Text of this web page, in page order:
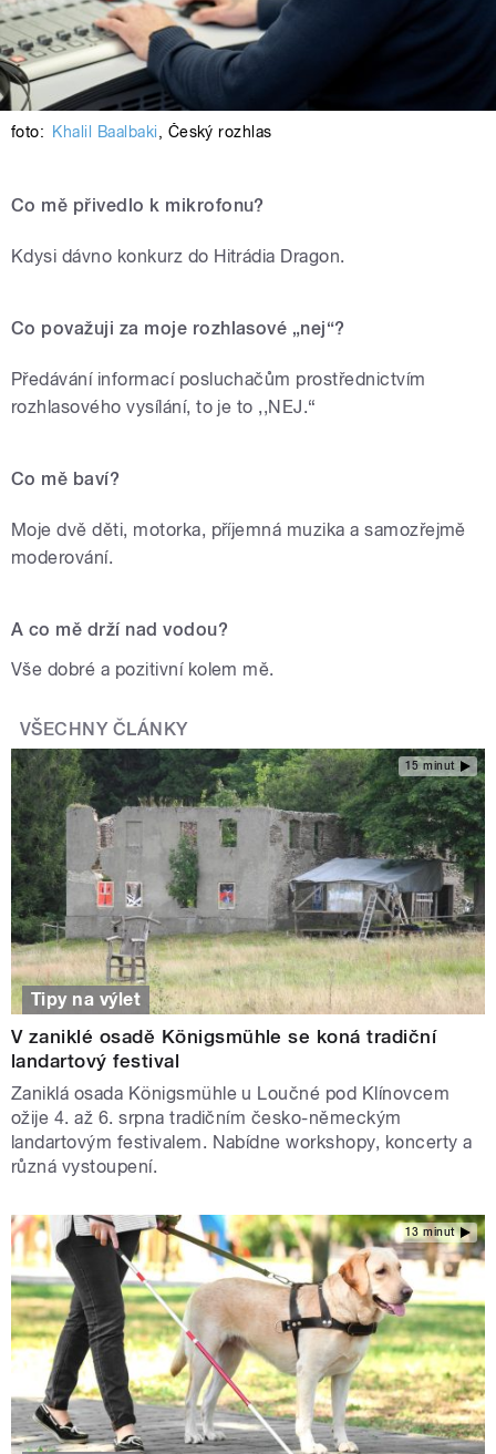
foto: Khalil Baalbaki, Český rozhlas
Co mě přivedlo k mikrofonu?
Kdysi dávno konkurz do Hitrádia Dragon.
Co považuji za moje rozhlasové „nej“?
Předávání informací posluchačům prostřednictvím
rozhlasového vysílání, to je to ,,NEJ.“
Co mě baví?
Moje dvě děti, motorka, příjemná muzika a samozřejmě
moderování.
A co mě drží nad vodou?
Vše dobré a pozitivní kolem mě.
VŠECHNY ČLÁNKY
15 minut
Tipy na výlet
V zaniklé osadě Königsmühle se koná tradiční
landartový festival
Zaniklá osada Königsmühle u Loučné pod Klínovcem
ožije 4. až 6. srpna tradičním česko-německým
landartovým festivalem. Nabídne workshopy, koncerty a
různá vystoupení.
13 minut